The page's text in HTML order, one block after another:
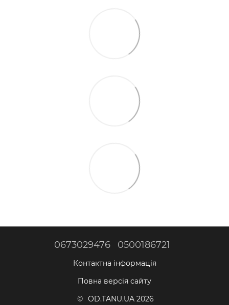
0673029476 0500186721
Контактна інформація
Повна версія сайту
© OD.TANU.UA 2026